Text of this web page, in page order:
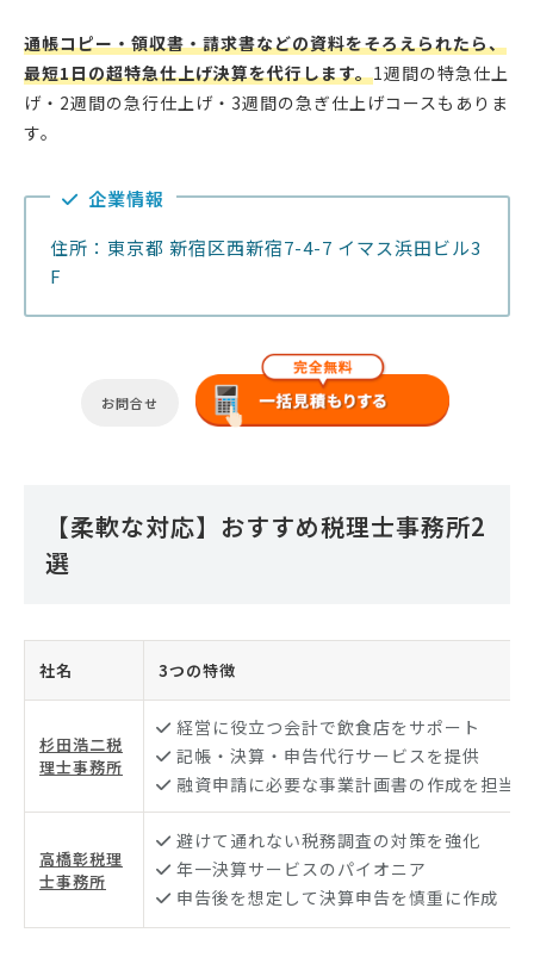
通帳コピー・領収書・請求書などの資料をそろえられたら、
最短1日の超特急仕上げ決算を代行します。1週間の特急仕上
げ・2週間の急行仕上げ・3週間の急ぎ仕上げコースもありま
す。
企業情報
住所：東京都 新宿区西新宿7-4-7 イマス浜田ビル3
F
お問合せ
【柔軟な対応】おすすめ税理士事務所2
選
社名 3つの特徴
杉田浩二税
理士事務所
経営に役立つ会計で飲食店をサポート
記帳・決算・申告代行サービスを提供
融資申請に必要な事業計画書の作成を担当
高橋彰税理
士事務所
避けて通れない税務調査の対策を強化
年一決算サービスのパイオニア
申告後を想定して決算申告を慎重に作成